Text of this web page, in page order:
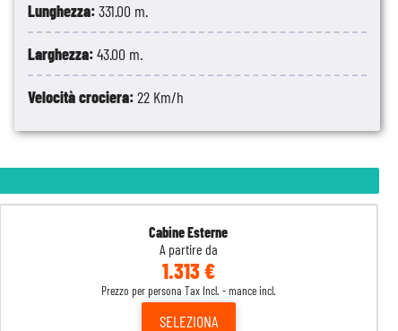
Lunghezza:331.00 m.
Larghezza:43.00 m.
Velocità crociera:22 Km/h
Cabine Esterne
A partire da
1.313 €
Prezzo per persona Tax Incl. - mance incl.
SELEZIONA